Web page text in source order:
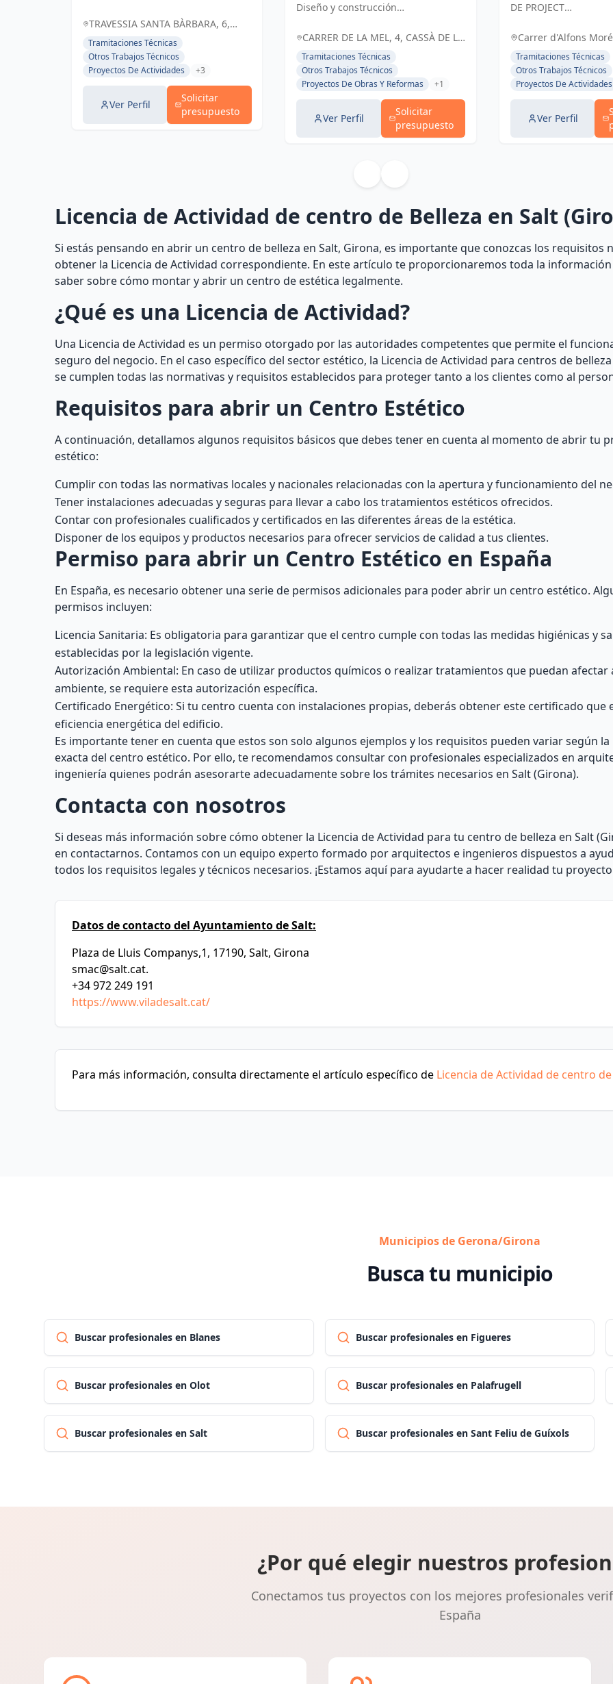
TRAVESSIA SANTA BÀRBARA, 6,
BLANES, ESPAÑA, España
Tramitaciones Técnicas
Otros Trabajos Técnicos
Proyectos De Actividades
+3
Ver Perfil
Solicitar
presupuesto
Diseño y construcción
Arquitectura, creando
funcionales para un
futuro sostenible.
CARRER DE LA MEL, 4, CASSÀ DE LA
SELVA, ESPAÑA, España
Tramitaciones Técnicas
Otros Trabajos Técnicos
Proyectos De Obras Y Reformas
+1
Ver Perfil
Solicitar
presupuesto
TORRENTA
DE PROJECT
una compañía de
Facility Management,
Consultoría y Dirección
de Obras en proyectos
de construcción, que
gestiona y li...
Carrer d'Alfons
Espanya, España
Tramitaciones Técnicas
Otros Trabajos Técnicos
Proyectos De Actividades
Ver Perfil
Licencia de Actividad de centro de Belleza en Salt
Si estás pensando en abrir un centro de belleza en Salt, Girona, es importante que conozcas los requisitos
obtener la Licencia de Actividad correspondiente. En este artículo te proporcionaremos toda la
saber sobre cómo montar y abrir un centro de estética legalmente.
¿Qué es una Licencia de Actividad?
Una Licencia de Actividad es un permiso otorgado por las autoridades competentes que permite el
seguro del negocio. En el caso específico del sector estético, la Licencia de Actividad para centros de
se cumplen todas las normativas y requisitos establecidos para proteger tanto a los clientes como al
Requisitos para abrir un Centro Estético
A continuación, detallamos algunos requisitos básicos que debes tener en cuenta al momento de abrir tu
estético:
Cumplir con todas las normativas locales y nacionales relacionadas con la apertura y funcionamiento del
Tener instalaciones adecuadas y seguras para llevar a cabo los tratamientos estéticos ofrecidos.
Contar con profesionales cualificados y certificados en las diferentes áreas de la estética.
Disponer de los equipos y productos necesarios para ofrecer servicios de calidad a tus clientes.
Permiso para abrir un Centro Estético en España
En España, es necesario obtener una serie de permisos adicionales para poder abrir un centro estético.
permisos incluyen:
Licencia Sanitaria: Es obligatoria para garantizar que el centro cumple con todas las medidas higiénicas y
establecidas por la legislación vigente.
Autorización Ambiental: En caso de utilizar productos químicos o realizar tratamientos que puedan afectar
ambiente, se requiere esta autorización específica.
Certificado Energético: Si tu centro cuenta con instalaciones propias, deberás obtener este certificado que
eficiencia energética del edificio.
Es importante tener en cuenta que estos son solo algunos ejemplos y los requisitos pueden variar según la
exacta del centro estético. Por ello, te recomendamos consultar con profesionales especializados en
ingeniería quienes podrán asesorarte adecuadamente sobre los trámites necesarios en Salt (Girona).
Contacta con nosotros
Si deseas más información sobre cómo obtener la Licencia de Actividad para tu centro de belleza en Salt
en contactarnos. Contamos con un equipo experto formado por arquitectos e ingenieros dispuestos a
todos los requisitos legales y técnicos necesarios. ¡Estamos aquí para ayudarte a hacer realidad tu
Datos de contacto del Ayuntamiento de Salt:
Plaza de Lluis Companys,1, 17190, Salt, Girona
smac@salt.cat.
+34 972 249 191
https://www.viladesalt.cat/
Para más información, consulta directamente el artículo específico de Licencia de Actividad de centro de
Municipios de Gerona/Girona
Busca tu municipio
Buscar profesionales en Blanes Buscar profesionales en Figueres
Buscar profesionales en Olot Buscar profesionales en Palafrugell
Buscar profesionales en Salt Buscar profesionales en Sant Feliu de Guíxols
¿Por qué elegir nuestros
Conectamos tus proyectos con los mejores profesionales
España